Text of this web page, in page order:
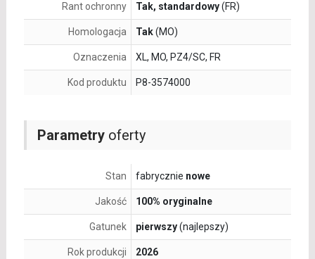
Parametryoferty
Stan fabrycznie nowe
Jakość 100% oryginalne
Gatunek pierwszy(najlepszy)
Rok produkcji 2026
Rant ochronny Tak, standardowy(FR)
Homologacja Tak(MO)
Oznaczenia XL, MO, PZ4/SC, FR
Kod produktu P8-3574000